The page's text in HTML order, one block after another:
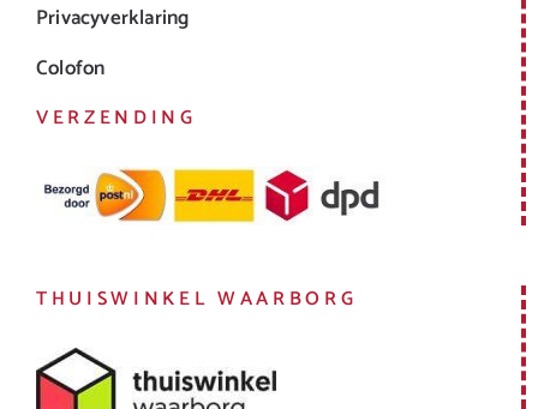
Privacyverklaring
Colofon
VERZENDING
THUISWINKEL WAARBORG